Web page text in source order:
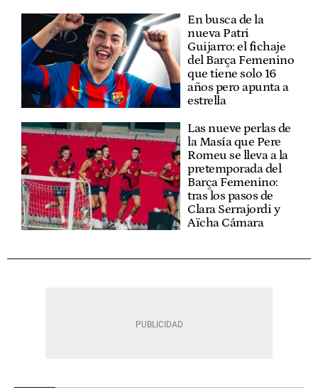
En busca de la
nueva Patri
Guijarro: el fichaje
del Barça Femenino
que tiene solo 16
años pero apunta a
estrella
Las nueve perlas de
la Masía que Pere
Romeu se lleva a la
pretemporada del
Barça Femenino:
tras los pasos de
Clara Serrajordi y
Aïcha Cámara